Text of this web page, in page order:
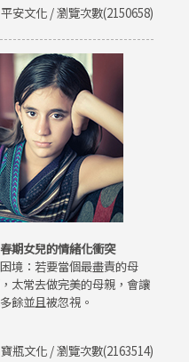
安文化 / 瀏覽次數(2150658)
期女兒的情緒化衝突
境：若要當個最盡責的母
太常去做完美的母親，會讓
餘並且被忽視。
瓶文化 / 瀏覽次數(2163514)